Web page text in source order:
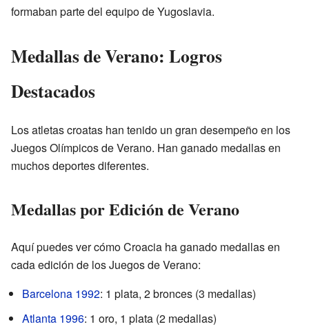
formaban parte del equipo de Yugoslavia.
Medallas de Verano: Logros
Destacados
Los atletas croatas han tenido un gran desempeño en los
Juegos Olímpicos de Verano. Han ganado medallas en
muchos deportes diferentes.
Medallas por Edición de Verano
Aquí puedes ver cómo Croacia ha ganado medallas en
cada edición de los Juegos de Verano:
Barcelona 1992: 1 plata, 2 bronces (3 medallas)
Atlanta 1996: 1 oro, 1 plata (2 medallas)